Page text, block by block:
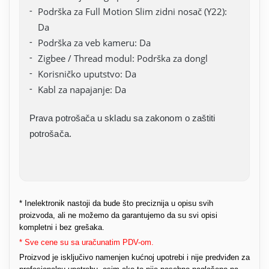
Podrška za Full Motion Slim zidni nosač (Y22):
Da
Podrška za veb kameru: Da
Zigbee / Thread modul: Podrška za dongl
Korisničko uputstvo: Da
Kabl za napajanje: Da
Prava potrošača u skladu sa zakonom o zaštiti
potrošača.
* Inelektronik nastoji da bude što preciznija u opisu svih
proizvoda, ali ne možemo da garantujemo da su svi opisi
kompletni i bez grešaka.
* Sve cene su sa uračunatim PDV-om.
Proizvod je isključivo namenjen kućnoj upotrebi i nije predviđen za